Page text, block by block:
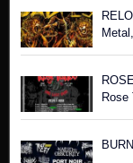
Rose